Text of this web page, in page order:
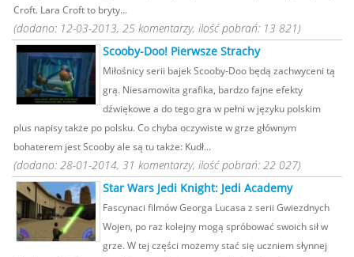
Croft. Lara Croft to bryty...
(dodano: 12-03-2013, 25 komentarzy, ilość pobrań: 13 821)
Scooby-Doo! Pierwsze Strachy
Miłośnicy serii bajek Scooby-Doo będą zachwyceni tą
grą. Niesamowita grafika, bardzo fajne efekty
dźwiękowe a do tego gra w pełni w języku polskim
plus napisy także po polsku. Co chyba oczywiste w grze głównym
bohaterem jest Scooby ale są tu także: Kudł...
(dodano: 28-01-2014, 31 komentarzy, ilość pobrań: 22 027)
Star Wars Jedi Knight: Jedi Academy
Fascynaci filmów Georga Lucasa z serii Gwiezdnych
Wojen, po raz kolejny mogą spróbować swoich sił w
grze. W tej części możemy stać się uczniem słynnej